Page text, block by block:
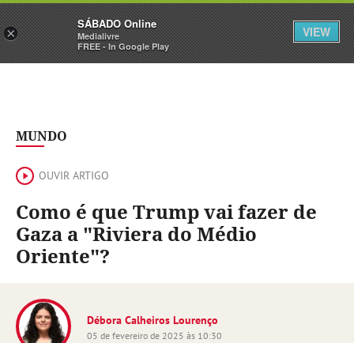
Sábado Assine Iniciar Sessão
MUNDO
OUVIR ARTIGO
Como é que Trump vai fazer de
Gaza a "Riviera do Médio
Oriente"?
Débora Calheiros Lourenço
05 de fevereiro de 2025 às 10:30
×
SÁBADO Online
Medialivre
FREE - In Google Play
VIEW